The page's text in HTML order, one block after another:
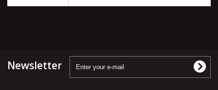
Newsletter